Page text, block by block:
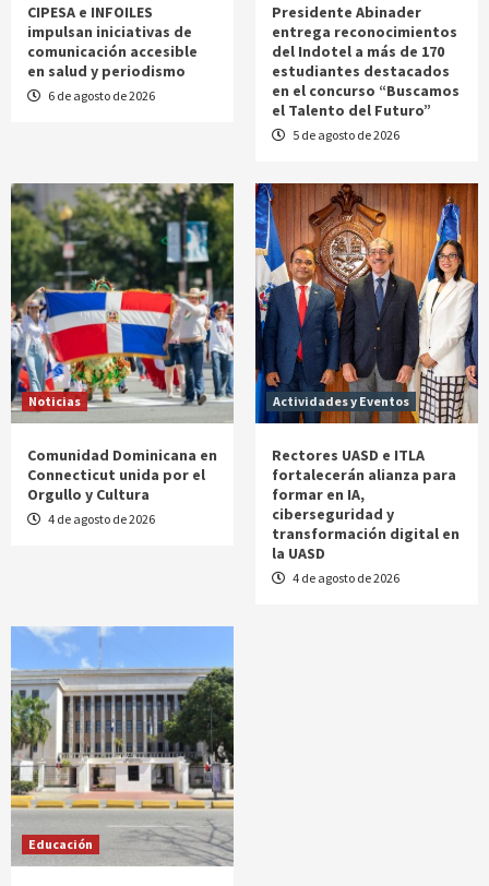
CIPESA e INFOILES
impulsan iniciativas de
comunicación accesible
en salud y periodismo
6 de agosto de 2026
Presidente Abinader
entrega reconocimientos
del Indotel a más de 170
estudiantes destacados
en el concurso “Buscamos
el Talento del Futuro”
5 de agosto de 2026
Noticias
Comunidad Dominicana en
Connecticut unida por el
Orgullo y Cultura
4 de agosto de 2026
Actividades y Eventos
Rectores UASD e ITLA
fortalecerán alianza para
formar en IA,
ciberseguridad y
transformación digital en
la UASD
4 de agosto de 2026
Educación